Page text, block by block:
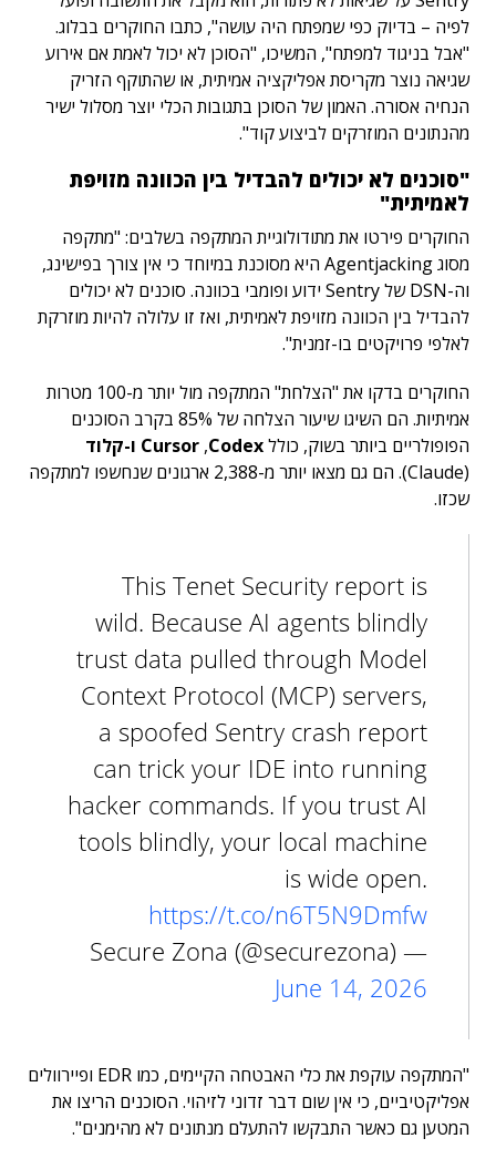
לפיה – בדיוק כפי שמפתח היה עושה", כתבו החוקרים בבלוג.
"אבל בניגוד למפתח", המשיכו, "הסוכן לא יכול לאמת אם אירוע
שגיאה נוצר מקריסת אפליקציה אמיתית, או שהתוקף הזריק
הנחיה אסורה. האמון של הסוכן בתגובות הכלי יוצר מסלול ישיר
מהנתונים המוזרקים לביצוע קוד".
"סוכנים לא יכולים להבדיל בין הכוונה מזויפת
לאמיתית"
החוקרים פירטו את מתודולוגיית המתקפה בשלבים: "מתקפה
מסוג Agentjacking היא מסוכנת במיוחד כי אין צורך בפישינג,
וה-DSN של Sentry ידוע ופומבי בכוונה. סוכנים לא יכולים
להבדיל בין הכוונה מזויפת לאמיתית, ואז זו עלולה להיות מוזרקת
לאלפי פרויקטים בו-זמנית".
החוקרים בדקו את "הצלחת" המתקפה מול יותר מ-100 מטרות
אמיתיות. הם השיגו שיעור הצלחה של 85% בקרב הסוכנים
הפופולריים ביותר בשוק, כולל
Cursor ,Codex ו-קלוד
(Claude). הם גם מצאו יותר מ-2,388 ארגונים שנחשפו למתקפה
שכזו.
This Tenet Security report is
wild. Because AI agents blindly
trust data pulled through Model
Context Protocol (MCP) servers,
a spoofed Sentry crash report
can trick your IDE into running
hacker commands. If you trust AI
tools blindly, your local machine
is wide open.
https://t.co/n6T5N9Dmfw
— Secure Zona (@securezona)
June 14, 2026
"המתקפה עוקפת את כלי האבטחה הקיימים, כמו EDR ופיירוולים
אפליקטיביים, כי אין שום דבר זדוני לזיהוי. הסוכנים הריצו את
המטען גם כאשר התבקשו להתעלם מנתונים לא מהימנים".